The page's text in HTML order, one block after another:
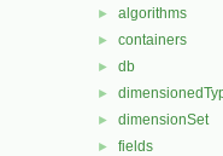
► algorithms
► containers
► db
►
► dimensionSet
► fields